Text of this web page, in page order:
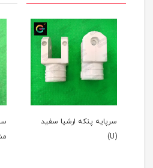
سرپایه پنکه ارشیا